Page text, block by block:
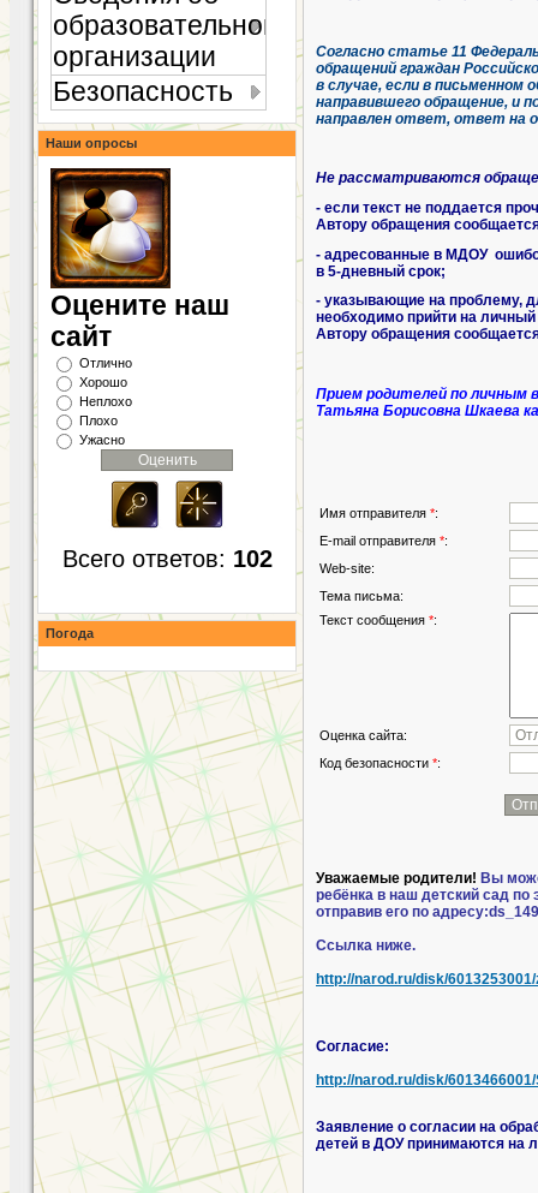
образовательной
организации
Безопасность
Наши опросы
Оцените наш
сайт
Отлично
Хорошо
Неплохо
Плохо
Ужасно
Всего ответов: 102
Погода
Согласно статье 11
обращений граждан
в случае, если в письменном
направившего обращение, и
направлен ответ, ответ на
Не рассматриваются
- если текст не поддается
Автору обращения
- адресованные в МДОУ
в 5-дневный срок;
- указывающие на проблему,
необходимо прийти на
Автору обращения
Прием родителей по личным
Татьяна Борисовна Шкаева
Имя отправителя *:
E-mail отправителя *:
Web-site:
Тема письма:
Текст сообщения *:
Оценка сайта:
Код безопасности *:
Уважаемые родители! Вы
ребёнка в наш детский сад по
отправив его по
Ссылка ниже.
http://narod.ru/disk/
Согласие:
http://narod.ru/disk/
Заявление о согласии на
детей в ДОУ принимаются на